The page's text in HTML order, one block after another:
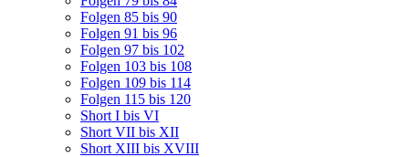
Folgen 85 bis 90
Folgen 91 bis 96
Folgen 97 bis 102
Folgen 103 bis 108
Folgen 109 bis 114
Folgen 115 bis 120
Short I bis VI
Short VII bis XII
Short XIII bis XVIII